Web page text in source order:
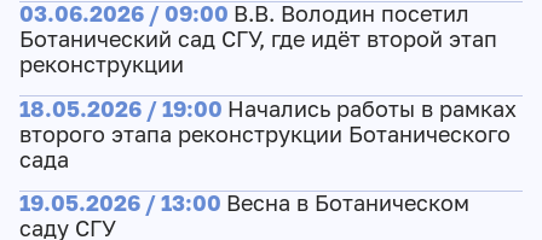
03.06.2026 / 09:00 В.В. Володин посетил
Ботанический сад СГУ, где идёт второй этап
реконструкции
18.05.2026 / 19:00 Начались работы в рамках
второго этапа реконструкции Ботанического
сада
19.05.2026 / 13:00 Весна в Ботаническом
саду СГУ